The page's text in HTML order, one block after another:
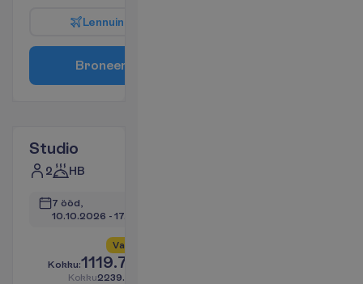
Lennuin
Broneer
Studio
2 HB
7 ööd,
10.10.2026 - 17.10.2026
Va
Kokku:1119.77
Kokku2239.53